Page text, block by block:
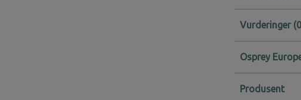
Vurderinger
Osprey
Produsent